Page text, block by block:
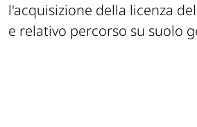
l'acquisizione della licenza
e relativo percorso su suolo